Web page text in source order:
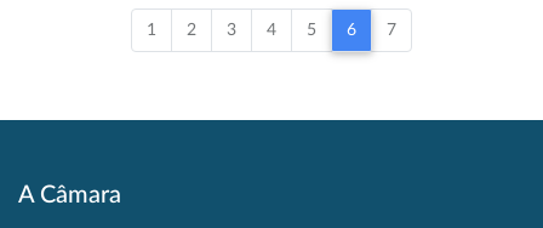
1 2 3 4 5 6 7
A Câmara